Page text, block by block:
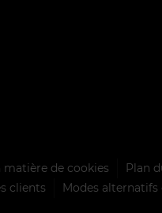
de cookies
Plan
clients Modes alternatifs